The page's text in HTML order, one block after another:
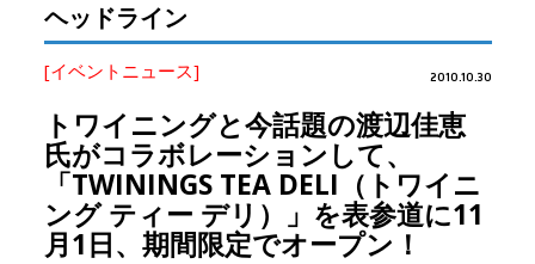
ヘッドライン
[イベントニュース] 2010.10.30
トワイニングと今話題の渡辺佳恵
氏がコラボレーションして、
「TWININGS TEA DELI（トワイニ
ング ティー デリ）」を表参道に11
月1日、期間限定でオープン！